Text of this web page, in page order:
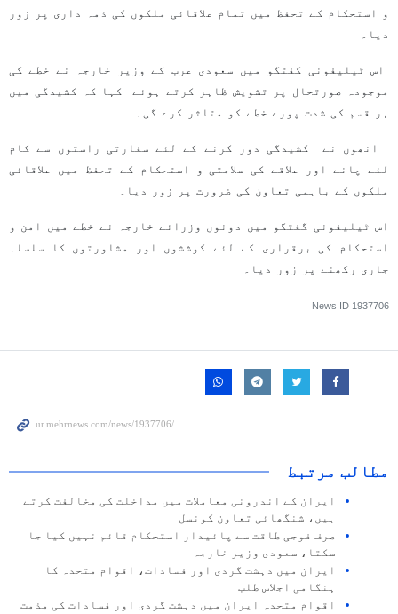
و استحکام کے تحفظ میں تمام علاقائی ملکوں کی ذمہ داری پر زور
دیا۔
اس ٹیلیفونی گفتگو میں سعودی عرب کے وزیر خارجہ نے خطے کی
موجودہ صورتحال پر تشویش ظاہر کرتے ہوئے کہا کہ کشیدگی میں
ہر قسم کی شدت پورے خطے کو متاثر کرے گی۔
انھوں نے کشیدگی دور کرنے کے لئے سفارتی راستوں سے کام
لئے چانے اور علاقے کی سلامتی و استحکام کے تحفظ میں علاقائی
ملکوں کے باہمی تعاون کی ضرورت پر زور دیا۔
اس ٹیلیفونی گفتگو میں دونوں وزرائے خارجہ نے خطے میں امن و
استحکام کی برقراری کے لئے کوششوں اور مشاورتوں کا سلسلہ
جاری رکھنے پر زور دیا۔
News ID 1937706
مطالب مرتبط
ایران کے اندرونی معاملات میں مداخلت کی مخالفت کرتے
ہیں، شنگھائی تعاون کونسل
صرف فوجی طاقت سے پائیدار استحکام قائم نہیں کیا جا
سکتا، سعودی وزیر خارجہ
ایران میں دہشت گردی اور فسادات، اقوام متحدہ کا
ہنگامی اجلاس طلب
اقوام متحدہ ایران میں دہشت گردی اور فسادات کی مذمت